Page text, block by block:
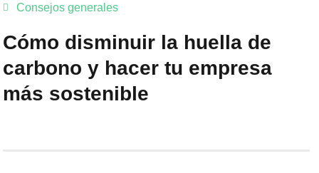
Consejos generales
Cómo disminuir la huella de
carbono y hacer tu empresa
más sostenible